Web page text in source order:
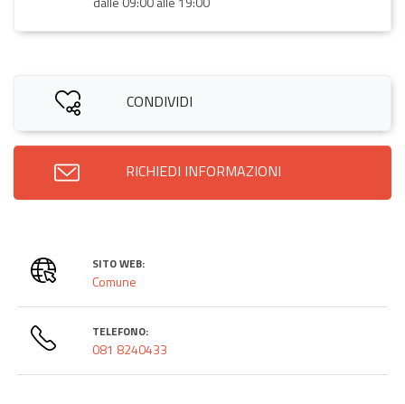
CONDIVIDI
RICHIEDI INFORMAZIONI
SITO WEB:
Comune
TELEFONO:
081 8240433